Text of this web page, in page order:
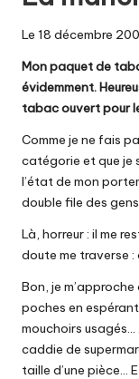
Le 18 décembre
Mon paquet de
évidemment.
tabac ouvert pour
Comme je ne fais
catégorie et que je
l’état de mon
double file des
Là, horreur : il me
doute me traverse :
Bon, je
poches en
mouchoirs
caddie de
taille d’une pièce…